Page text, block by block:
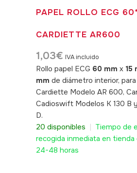
PAPEL ROLLO ECG
CARDIETTE AR600
1,03€ IVA incluido
Rollo papel ECG 60 mm x 15
mm de diámetro interior,
Cardiette Modelo AR 600,
Cadioswift Modelos K 130 B
D.
20 disponibles
Tiempo de
recogida inmediata en tienda
24-48 horas